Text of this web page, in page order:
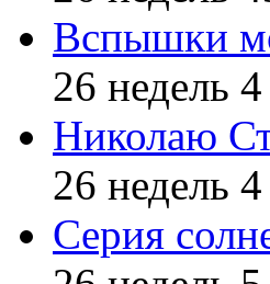
Вспышки
26 недель
Николаю
26 недель
Серия